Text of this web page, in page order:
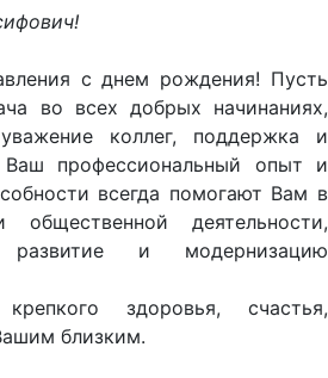
с днем рождения! Пусть
во всех добрых начинаниях,
коллег, поддержка и
профессиональный опыт и
всегда помогают Вам в
деятельности,
развитие и модернизацию
здоровья, счастья,
близким.